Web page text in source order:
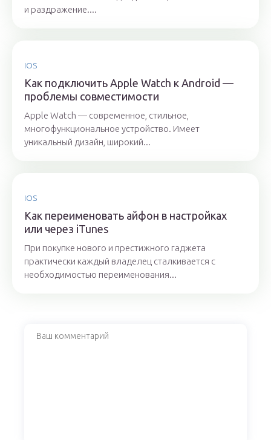
и раздражение....
IOS
Как подключить Apple Watch к Android —
проблемы совместимости
Apple Watch — современное, стильное,
многофункциональное устройство. Имеет
уникальный дизайн, широкий...
IOS
Как переименовать айфон в настройках
или через iTunes
При покупке нового и престижного гаджета
практически каждый владелец сталкивается с
необходимостью переименования...